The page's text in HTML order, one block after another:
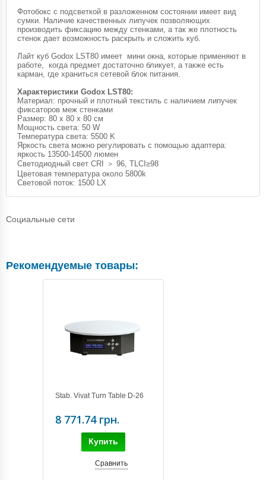
Фотобокс с подсветкой в разложенном состоянии имеет вид
сумки. Наличие качественных липучек позволяющих
производить фиксацию между стенками, а так же плотность
стенок дает возможность раскрыть и сложить куб.
Лайт куб Godox LST80 имеет мини окна, которые применяют в
работе, когда предмет достаточно бликует, а также есть
карман, где храниться сетевой блок питания.
Характеристики Godox LST80:
Материал: прочный и плотный текстиль с наличием липучек
фиксаторов меж стенками
Размер: 80 х 80 х 80 см
Мощность света: 50 W
Температура света: 5500 K
Яркость света можно регулировать с помощью адаптера:
яркость 13500-14500 люмен
Светодиодный свет CRI ＞ 96, TLCI≥98
Цветовая температура около 5800k
Cветовой поток: 1500 LX
Социальные сети
Рекомендуемые товары:
Stab. Vivat Turn Table D-26
8 771.74 грн.
Купить
Сравнить